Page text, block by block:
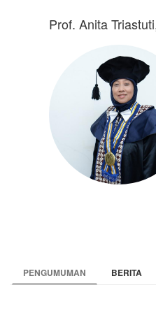
Prof. Anita
PENGUMUMAN BERITA